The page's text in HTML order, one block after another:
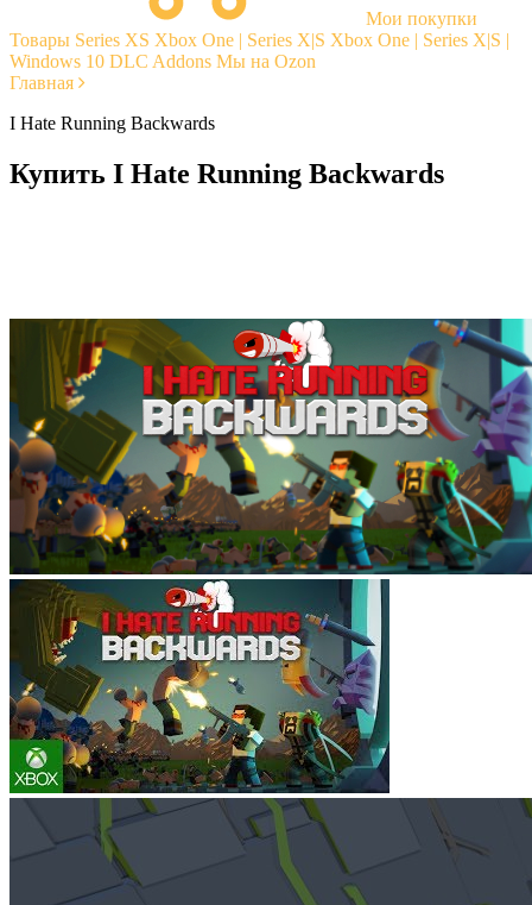
Мои покупки
Товары Series XS Xbox One | Series X|S Xbox One | Series X|S |
Windows 10 DLC Addons Мы на Ozon
Главная
I Hate Running Backwards
Купить I Hate Running Backwards